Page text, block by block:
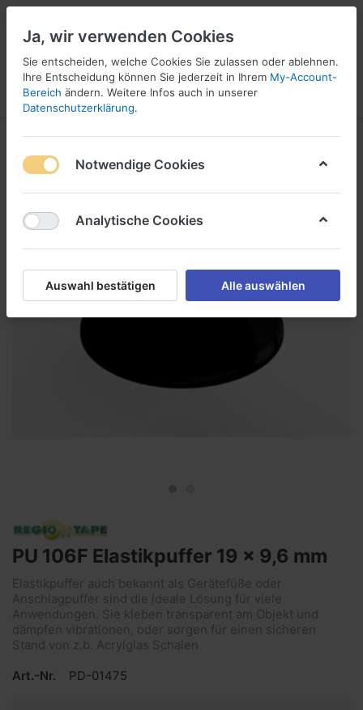
Menü Anmelden Wunschliste
1
PU 106F Elastikpuffer 19 x 9,6 mm
Elastikpuffer auch bekannt als Gerätefüße oder
Anschlagpuffer sind die ideale Lösung für viele
Anwendungen. Sie kleben transparent am Objekt und
dämpfen vibrationen, oder sorgen für einen sicheren
Stand von z.b. Acrylglas Schalen
Art.-Nr.
PD-01475
Ja, wir verwenden Cookies
Sie entscheiden, welche Cookies Sie zulassen oder ablehnen.
Ihre Entscheidung können Sie jederzeit in Ihrem My-Account-
Bereich ändern. Weitere Infos auch in unserer
Datenschutzerklärung.
Notwendige Cookies
Analytische Cookies
Auswahl bestätigen Alle auswählen